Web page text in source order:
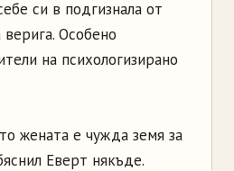
си в подгизнала от
Особено
на психологизирано
жената е чужда земя за
Еверт някъде.